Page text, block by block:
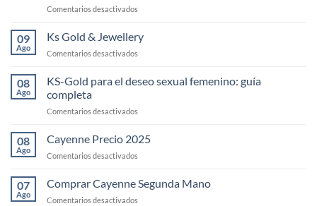
Comentarios desactivados
afrodisíaco
femenino:
usarlo
comprarlo
España
09
Ago
Ks Gold & Jewellery
Comentarios desactivados
08
Ago
KS-Gold para el deseo sexual femenino: guía
completa
Comentarios desactivados
Gold
el
sexual
08
Ago
Cayenne Precio 2025
Comentarios desactivados
Precio
2025
07
Ago
Comprar Cayenne Segunda Mano
Comentarios desactivados